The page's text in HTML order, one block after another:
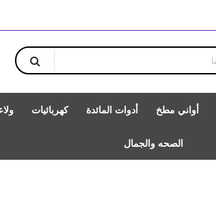
أواني مطخ أدوات المائدة كهربائيات
الصحه والجمال